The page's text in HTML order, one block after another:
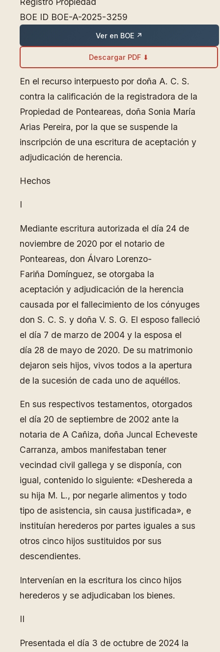
BOE ID BOE-A-2025-3259
Ver en BOE ↗
Descargar PDF ⬇
En el recurso interpuesto por doña A. C. S.
contra la calificación de la registradora de la
Propiedad de Ponteareas, doña Sonia María
Arias Pereira, por la que se suspende la
inscripción de una escritura de aceptación y
adjudicación de herencia.
Hechos
I
Mediante escritura autorizada el día 24 de
noviembre de 2020 por el notario de
Ponteareas, don Álvaro Lorenzo-
Fariña Domínguez, se otorgaba la
aceptación y adjudicación de la herencia
causada por el fallecimiento de los cónyuges
don S. C. S. y doña V. S. G. El esposo falleció
el día 7 de marzo de 2004 y la esposa el
día 28 de mayo de 2020. De su matrimonio
dejaron seis hijos, vivos todos a la apertura
de la sucesión de cada uno de aquéllos.
En sus respectivos testamentos, otorgados
el día 20 de septiembre de 2002 ante la
notaria de A Cañiza, doña Juncal Echeveste
Carranza, ambos manifestaban tener
vecindad civil gallega y se disponía, con
igual, contenido lo siguiente: «Deshereda a
su hija M. L., por negarle alimentos y todo
tipo de asistencia, sin causa justificada», e
instituían herederos por partes iguales a sus
otros cinco hijos sustituidos por sus
descendientes.
Intervenían en la escritura los cinco hijos
herederos y se adjudicaban los bienes.
II
Presentada el día 3 de octubre de 2024 la